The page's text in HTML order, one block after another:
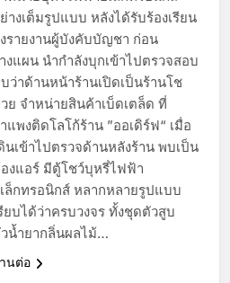
างเต็มรูปแบบ หลังได้รับร้องเรียน
รายงานผู้บังคับบัญชา ก่อน
งแผน นำกำลังบุกเข้าไปตรวจสอบ
ว่าด้านหน้าร้านเปิดเป็นร้านโช
ย จำหน่ายสินค้าเบ็ดเตล็ด ที่
แพงติดโลโก้ร้าน ”ออเดิร์ฟ“ เมื่อ
นเข้าไปตรวจด้านหลังร้าน พบเป็น
งแอร์ มีตู้โชว์บุหรี่ไฟฟ้า
ล็กทรอนิกส์ หลากหลายรูปแบบ
ยบได้ว่าครบวงจร ทั้งชุดตัวสูบ
น้ำยากลิ่นผลไม้…
นต่อ